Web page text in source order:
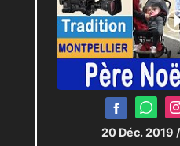
20 Déc. 2019